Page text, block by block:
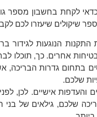
לקחת בחשבון מספר
שיקולים שיעזרו לכם
הנוגעות לגידור
אחרים. כך, תוכלו
בתחום גדרות הבריכה,
שלכם.
אישיים. לכן,
שלכם, גילאים של